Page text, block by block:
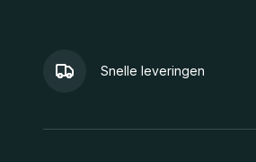
Snelle leveringen